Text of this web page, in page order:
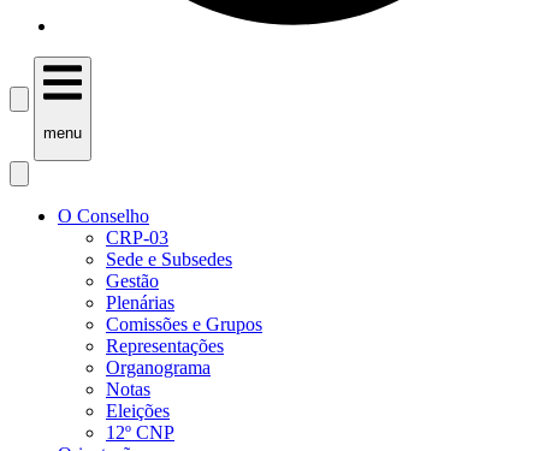
menu
O Conselho
CRP-03
Sede e Subsedes
Gestão
Plenárias
Comissões e Grupos
Representações
Organograma
Notas
Eleições
12º CNP